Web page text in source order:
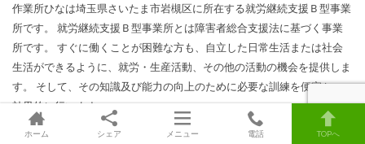
作業所ひなは埼玉県さいたま市岩槻区に所在する就労継続支援Ｂ型事業
所です。 就労継続支援Ｂ型事業所とは障害者総合支援法に基づく事業
所です。 すぐに働くことが困難な方も、自立した日常生活または社会
生活ができるように、就労・生産活動、その他の活動の機会を提供しま
す。 そして、その知識及び能力の向上のために必要な訓練を便宜かつ
効果的に行います。
ホーム シェア メニュー 電話 TOPへ